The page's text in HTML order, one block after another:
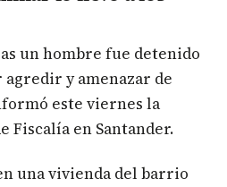
un hombre fue detenido
y amenazar de
este viernes la
Fiscalía en Santander.
una vivienda del barrio